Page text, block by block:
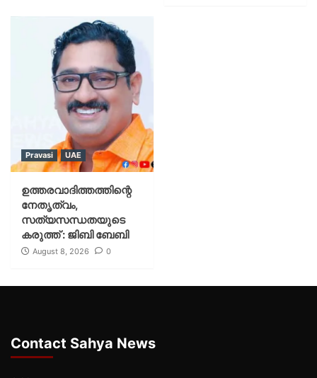
Pravasi UAE
ഉത്തരവാദിത്തത്തിന്റെ
നേതൃത്വം,
സത്യസന്ധതയുടെ
കരുത്ത് : ജിബി ബേബി
August 8, 2026 0
Contact Sahya News